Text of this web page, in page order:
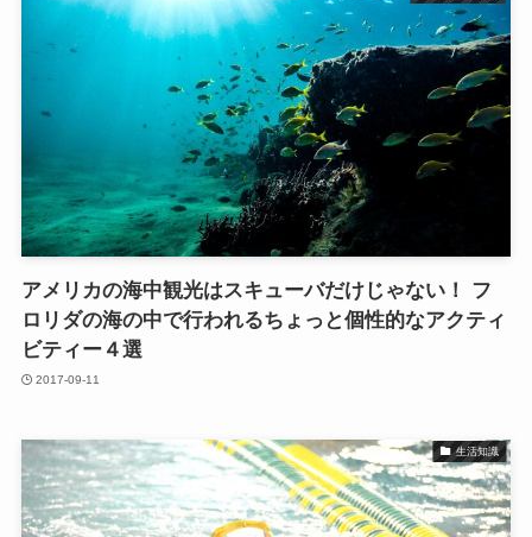
アメリカの海中観光はスキューバだけじゃない！ フ
ロリダの海の中で行われるちょっと個性的なアクティ
ビティー４選
2017-09-11
生活知識